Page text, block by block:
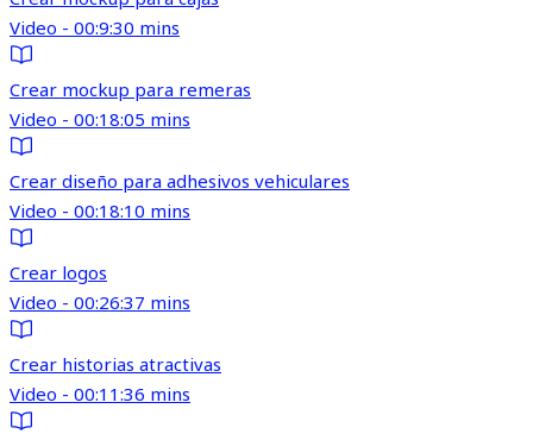
Video - 00:9:30 mins
Crear mockup para remeras
Video - 00:18:05 mins
Crear diseño para adhesivos vehiculares
Video - 00:18:10 mins
Crear logos
Video - 00:26:37 mins
Crear historias atractivas
Video - 00:11:36 mins